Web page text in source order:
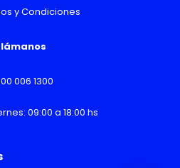
y Condiciones
006 1300
09:00 a 18:00 hs